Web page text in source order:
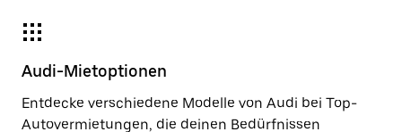
Audi-Mietoptionen
Entdecke verschiedene Modelle von Audi bei Top-
Autovermietungen, die deinen Bedürfnissen